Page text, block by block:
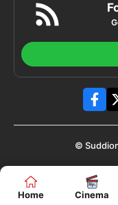
©
Home Cinema